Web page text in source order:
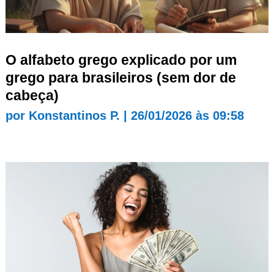
O alfabeto grego explicado por um
grego para brasileiros (sem dor de
cabeça)
por Konstantinos P. 26/01/2026 às 09:58